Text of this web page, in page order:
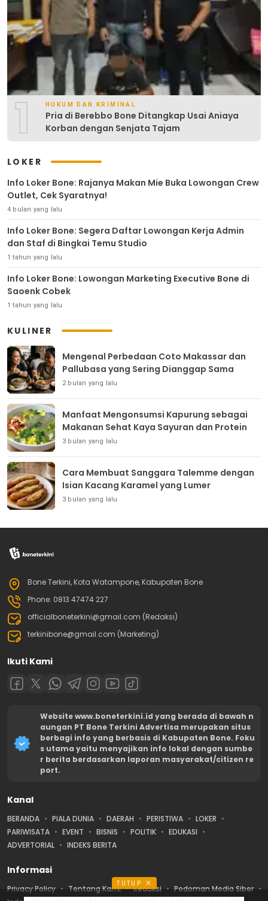
1 HUKUM DAN KRIMINAL
Pria di Berebbo Bone Ditangkap Usai Aniaya
Korban dengan Senjata Tajam
LOKER
Info Loker Bone: Rajanya Makan Mie Buka Lowongan Crew
Outlet, Cek Syaratnya!
4 bulan yang lalu
Info Loker Bone: Segera Daftar Lowongan Kerja Admin
dan Staf di Bingkai Temu Studio
1 tahun yang lalu
Info Loker Bone: Lowongan Marketing Executive Bone di
Saoenk Cobek
1 tahun yang lalu
KULINER
Mengenal Perbedaan Coto Makassar dan
Pallubasa yang Sering Dianggap Sama
2 bulan yang lalu
Manfaat Mengonsumsi Kapurung sebagai
Makanan Sehat Kaya Sayuran dan Protein
3 bulan yang lalu
Cara Membuat Sanggara Talemme dengan
Isian Kacang Karamel yang Lumer
3 bulan yang lalu
Bone Terkini, Kota Watampone, Kabupaten Bone
Phone: 0813 47474 227
officialboneterkini@gmail.com (Redaksi)
terkinibone@gmail.com (Marketing)
Ikuti Kami
Website www.boneterkini.id yang berada di bawah n
aungan PT Bone Terkini Advertisa merupakan situs
berbagi info yang berbasis di Kabupaten Bone. Foku
s utama yaitu menyajikan info lokal dengan sumbe
r berita berdasarkan laporan masyarakat/citizen re
port.
Kanal
BERANDA PIALA DUNIA DAERAH PERISTIWA
LOKER
PARIWISATA
EVENT BISNIS POLITIK
EDUKASI
ADVERTORIAL
INDEKS BERITA
Informasi
Privacy Policy Tentang Kami Redaksi
Pedoman Media Siber
TUTUP